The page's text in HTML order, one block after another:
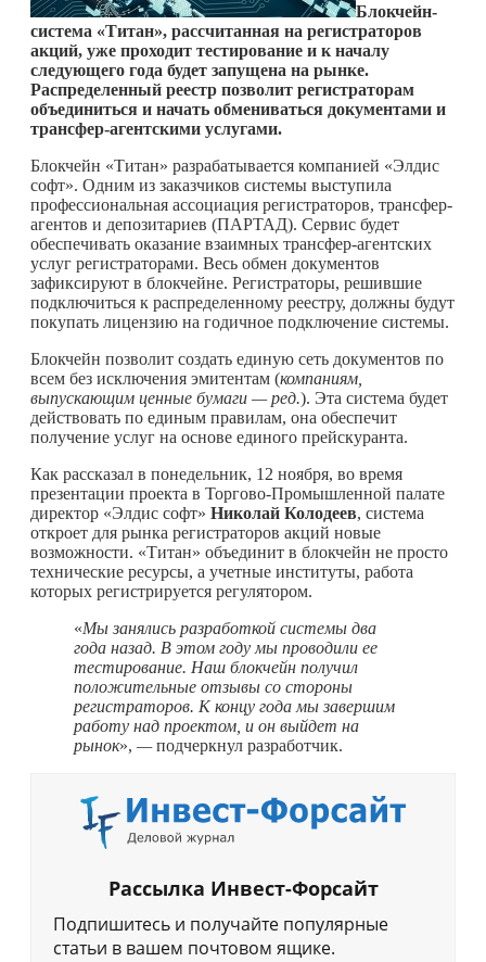
Блокчейн-
система «Титан», рассчитанная на регистраторов
акций, уже проходит тестирование и к началу
следующего года будет запущена на рынке.
Распределенный реестр позволит регистраторам
объединиться и начать обмениваться документами и
трансфер-агентскими услугами.
Блокчейн «Титан» разрабатывается компанией «Элдис
софт». Одним из заказчиков системы выступила
профессиональная ассоциация регистраторов, трансфер-
агентов и депозитариев (ПАРТАД). Сервис будет
обеспечивать оказание взаимных трансфер-агентских
услуг регистраторами. Весь обмен документов
зафиксируют в блокчейне. Регистраторы, решившие
подключиться к распределенному реестру, должны будут
покупать лицензию на годичное подключение системы.
Блокчейн позволит создать единую сеть документов по
всем без исключения эмитентам (компаниям,
выпускающим ценные бумаги — ред.). Эта система будет
действовать по единым правилам, она обеспечит
получение услуг на основе единого прейскуранта.
Как рассказал в понедельник, 12 ноября, во время
презентации проекта в Торгово-Промышленной палате
директор «Элдис софт» Николай Колодеев, система
откроет для рынка регистраторов акций новые
возможности. «Титан» объединит в блокчейн не просто
технические ресурсы, а учетные институты, работа
которых регистрируется регулятором.
«Мы занялись разработкой системы два
года назад. В этом году мы проводили ее
тестирование. Наш блокчейн получил
положительные отзывы со стороны
регистраторов. К концу года мы завершим
работу над проектом, и он выйдет на
рынок», —подчеркнул разработчик.
Рассылка Инвест-Форсайт
Подпишитесь и получайте популярные
статьи в вашем почтовом ящике.